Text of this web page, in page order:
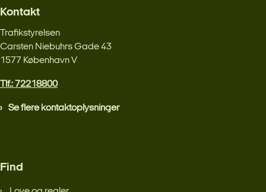
Kontakt
Trafikstyrelsen
Carsten Niebuhrs Gade 43
1577 København V
Tlf.: 72218800
Se flere kontaktoplysninger
Find